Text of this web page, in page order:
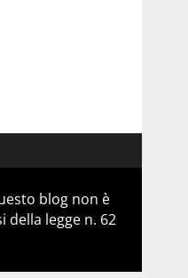
blog non è
legge n. 62